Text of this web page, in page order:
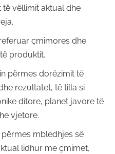
vëllimit aktual dhe
çmimores dhe
produktit.
përmes dorëzimit të
rezultatet, të tilla si
ditore, planet javore të
vjetore.
mbledhjes së
lidhur me çmimet,